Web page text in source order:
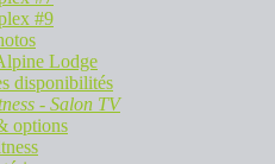
#9
Lodge
disponibilités
- Salon TV
options